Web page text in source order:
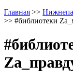
Главная >>
>> #библиотеки